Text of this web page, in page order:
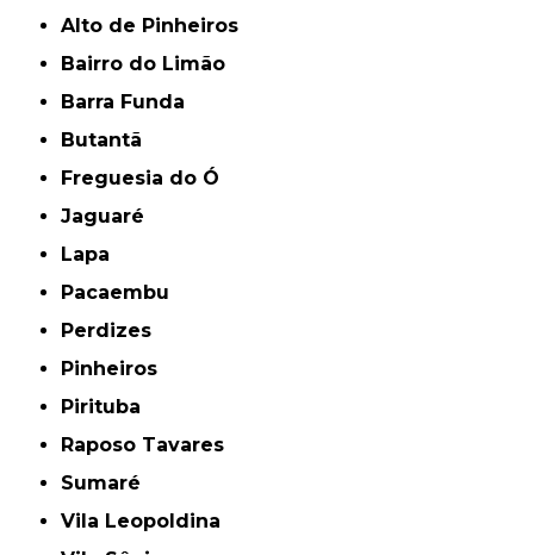
Alto de Pinheiros
Bairro do Limão
Barra Funda
Butantã
Freguesia do Ó
Jaguaré
Lapa
Pacaembu
Perdizes
Pinheiros
Pirituba
Raposo Tavares
Sumaré
Vila Leopoldina